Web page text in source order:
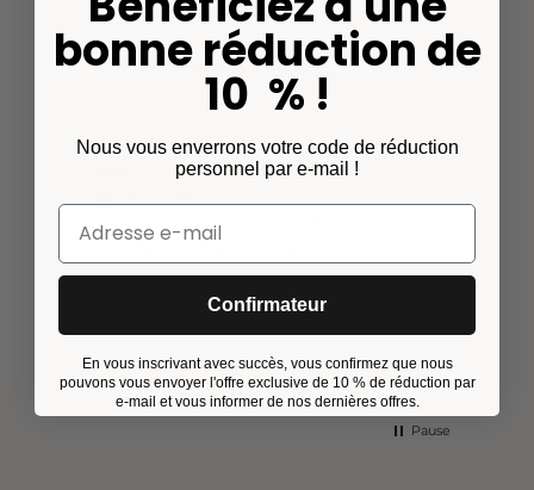
4,75Notation
56Évaluations
Fruits des bois chauds 200 portions
Vraiment fruité et sucré.
il y a 2 mois
Pause
bonne réduction de
10 % !
Nous vous enverrons votre code de réduction
personnel par e-mail !
Confirmateur
En vous inscrivant avec succès, vous confirmez que nous
pouvons vous envoyer l'offre exclusive de 10 % de réduction par
e-mail et vous informer de nos dernières offres.